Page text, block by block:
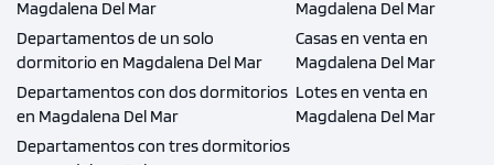
Magdalena Del Mar
Departamentos de un solo
dormitorio en Magdalena Del Mar
Departamentos con dos dormitorios
en Magdalena Del Mar
Departamentos con tres dormitorios
Magdalena Del Mar
Casas en venta en
Magdalena Del Mar
Lotes en venta en
Magdalena Del Mar